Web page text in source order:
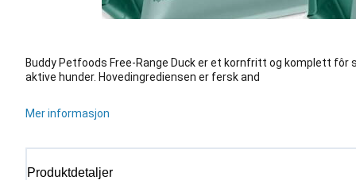
Buddy Petfoods Free-Range Duck er et kornfritt og komplett
aktive hunder. Hovedingrediensen er fersk and
Mer informasjon
Produktdetaljer